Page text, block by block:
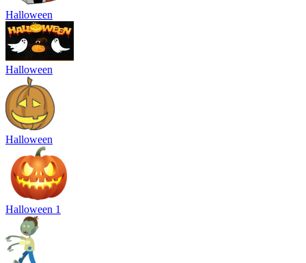
Halloween
Halloween
Halloween
Halloween 1